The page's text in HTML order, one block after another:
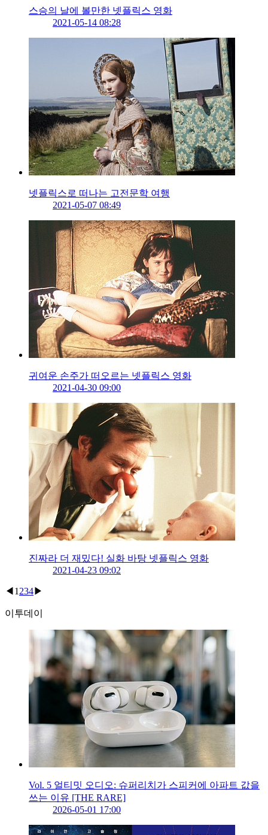
스승의 날에 볼만한 넷플릭스 영화
2021-05-14 08:28
넷플릭스로 떠나는 고전문학 여행
2021-05-07 08:49
귀여운 손주가 떠오르는 넷플릭스 영화
2021-04-30 09:00
진짜라 더 재밌다! 실화 바탕 넷플릭스 영화
2021-04-23 09:02
◀ 1 234▶
이투데이
Vol. 5 얼티밋 오디오: 슈퍼리치가 스피커에 아파트 값을
쓰는 이유 [THE RARE]
2026-05-01 17:00